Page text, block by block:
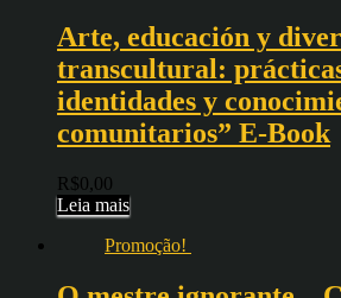
Arte, educación y
transcultural:
identidades y
comunitarios” E-Book
R$0,00
Leia mais
Promoção!